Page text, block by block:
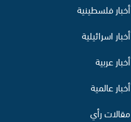
أخبار فلسطينية
أخبار اسرائيلية
أخبار عربية
أخبار عالمية
مقالات رأي